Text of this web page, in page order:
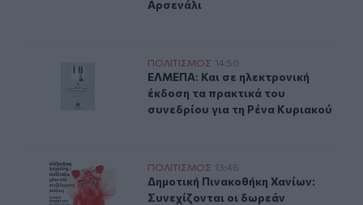
Αρσενάλι
ΕΛΜΕΠΑ: Και σε ηλεκτρονική έκδοση τα πρακτικά του
ΠΟΛΙΤΙΣΜΟΣ 14:50
ΕΛΜΕΠΑ: Και σε ηλεκτρονική
ΕΛΜΕΠΑ: Και σε ηλεκτρονική
έκδοση τα πρακτικά του
συνεδρίου για τη Ρένα Κυριακού
Δημοτική Πινακοθήκη Χανίων: Συνεχίζονται οι
ΠΟΛΙΤΙΣΜΟΣ 13:46
Δημοτική Πινακοθήκη Χανίων:
Δημοτική Πινακοθήκη Χανίων:
Συνεχίζονται οι δωρεάν